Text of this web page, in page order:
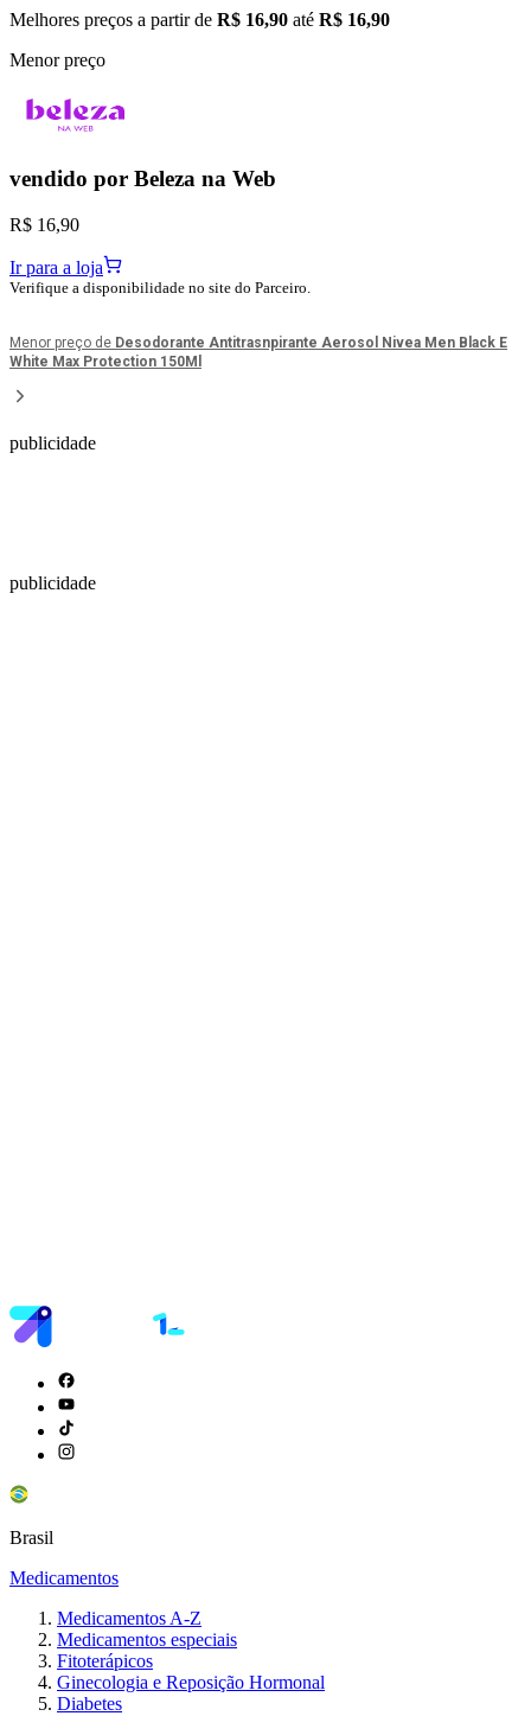
Melhores preços a partir de R$ 16,90 até R$ 16,90
Menor preço
vendido por Beleza na Web
R$ 16,90
Ir para a loja
Verifique a disponibilidade no site do Parceiro.
Menor preço de Desodorante Antitrasnpirante Aerosol Nivea Men Black E
White Max Protection 150Ml
publicidade
publicidade
Brasil
Medicamentos
Medicamentos A-Z
Medicamentos especiais
Fitoterápicos
Ginecologia e Reposição Hormonal
Diabetes